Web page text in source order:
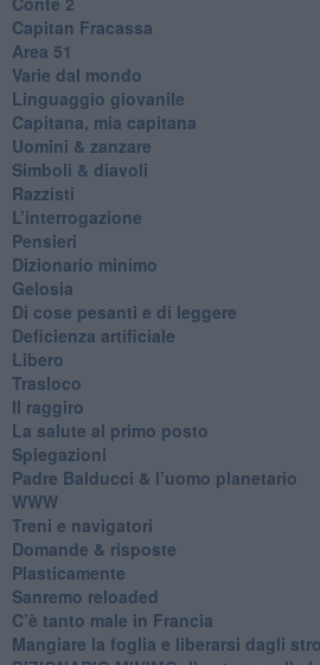
​Capitan Fracassa
​Area 51
Varie dal mondo
​Linguaggio giovanile
​Capitana, mia capitana
Uomini & zanzare
​Simboli & diavoli
Razzisti
​L’interrogazione
Pensieri
​Dizionario minimo
Gelosia
Di cose pesanti e di leggere
​Deficienza artificiale
Libero
Trasloco
Il raggiro
​La salute al primo posto
Spiegazioni
Padre Balducci & l’uomo planetario
WWW
​Treni e navigatori
​Domande & risposte
​Plasticamente
Sanremo reloaded
C’è tanto male in Francia
​Mangiare la foglia e liberarsi dagli